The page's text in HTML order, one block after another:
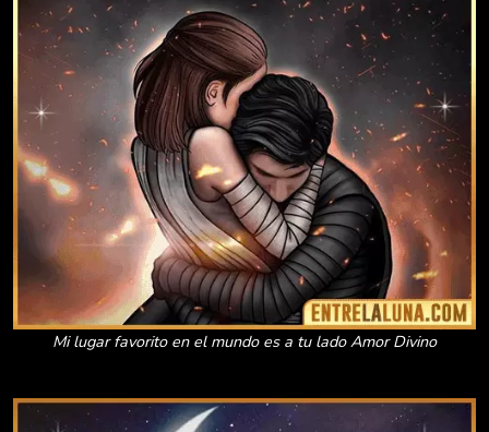
Mi lugar favorito en el mundo es a tu lado Amor Divino